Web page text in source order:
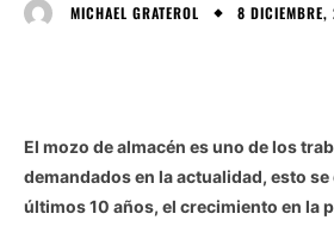
MICHAEL GRATEROL 8
El mozo de almacén es uno de los
demandados en la actualidad, esto se
últimos 10 años, el crecimiento en la